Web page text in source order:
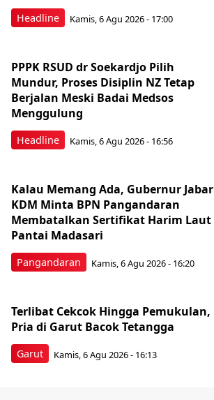
Headline Kamis, 6 Agu 2026 - 17:00
Headline
PPPK RSUD dr Soekardjo Pilih
Mundur, Proses Disiplin NZ Tetap
Berjalan Meski Badai Medsos
Menggulung
Kamis, 6 Agu 2026 - 16:56
Pangandaran
Kalau Memang Ada, Gubernur Jabar
KDM Minta BPN Pangandaran
Membatalkan Sertifikat Harim Laut
Pantai Madasari
Kamis, 6 Agu 2026 - 16:20
Garut
Terlibat Cekcok Hingga Pemukulan,
Pria di Garut Bacok Tetangga
Kamis, 6 Agu 2026 - 16:13